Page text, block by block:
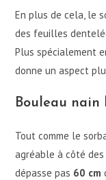
En plus de cela, le
des feuilles
Plus spécialement
donne un aspect
Bouleau nain
Tout comme le
agréable à côté
dépasse pas 60 cm